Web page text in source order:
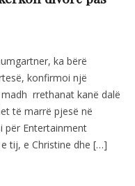
ka bërë
konfirmoi një
rrethanat kanë dalë
të marrë pjesë në
për Entertainment
tij, e Christine dhe […]